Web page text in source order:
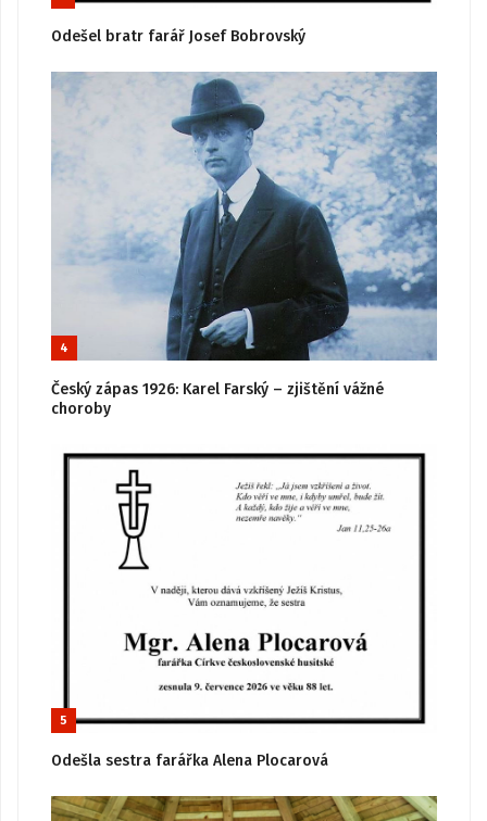
Odešel bratr farář Josef Bobrovský
4
Český zápas 1926: Karel Farský – zjištění vážné
choroby
5
Odešla sestra farářka Alena Plocarová